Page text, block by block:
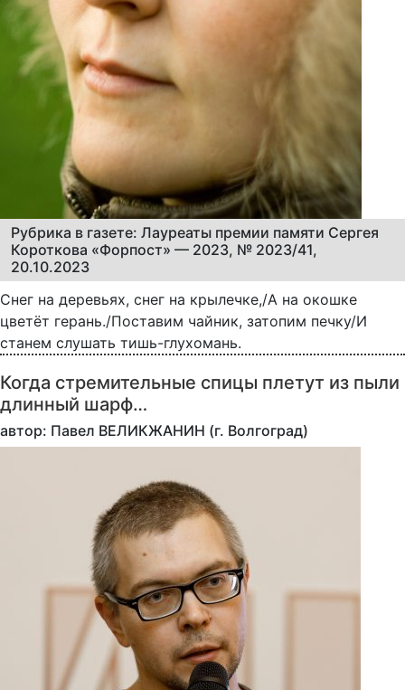
Рубрика в газете: Лауреаты премии памяти Сергея
Короткова «Форпост» — 2023, № 2023/41,
20.10.2023
Снег на деревьях, снег на крылечке,/А на окошке
цветёт герань./Поставим чайник, затопим печку/И
станем слушать тишь-глухомань.
Когда стремительные спицы плетут из пыли
длинный шарф…
автор: Павел ВЕЛИКЖАНИН (г. Волгоград)